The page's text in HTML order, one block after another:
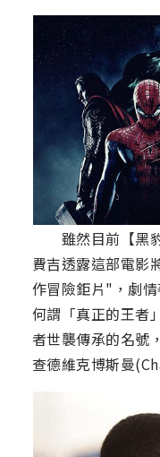
雖然目前【黑豹
費吉透露這部電影
作冒險鉅片"，劇
何謂「真正的王者
者世襲傳承的名號
查德維克博斯曼